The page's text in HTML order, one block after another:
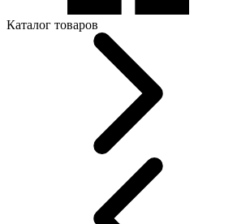
Каталог товаров